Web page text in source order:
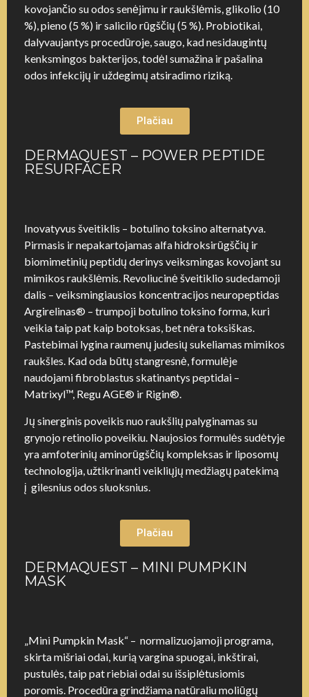
kovojančio su odos senėjimu ir raukšlėmis, glikolio (10
%), pieno (5 %) ir salicilo rūgščių (5 %). Probiotikai,
dalyvaujantys procedūroje, saugo, kad nesidaugintų
kenksmingos bakterijos, todėl sumažina ir pašalina
odos infekcijų ir uždegimų atsiradimo riziką.
Plačiau
DERMAQUEST – POWER PEPTIDE
RESURFACER
Inovatyvus šveitiklis – botulino toksino alternatyva.
Pirmasis ir nepakartojamas alfa hidroksirūgščių ir
biomimetinių peptidų derinys veiksmingas kovojant su
mimikos raukšlėmis. Revoliucinė šveitiklio sudedamoji
dalis – veiksmingiausios koncentracijos neuropeptidas
Argirelinas® – trumpoji botulino toksino forma, kuri
veikia taip pat kaip botoksas, bet nėra toksiškas.
Pastebimai lygina raumenų judesių sukeliamas mimikos
raukšles. Kad oda būtų stangresnė, formulėje
naudojami fibroblastus skatinantys peptidai –
Matrixyl™, Regu AGE® ir Rigin®.
Jų sinerginis poveikis nuo raukšlių palyginamas su
grynojo retinolio poveikiu. Naujosios formulės sudėtyje
yra amfoterinių aminorūgščių kompleksas ir liposomų
technologija, užtikrinanti veikliųjų medžiagų patekimą
į gilesnius odos sluoksnius.
Plačiau
DERMAQUEST – MINI PUMPKIN
MASK
„Mini Pumpkin Mask“ – normalizuojamoji programa,
skirta mišriai odai, kurią vargina spuogai, inkštirai,
pustulės, taip pat riebiai odai su išsiplėtusiomis
poromis. Procedūra grindžiama natūraliu moliūgų